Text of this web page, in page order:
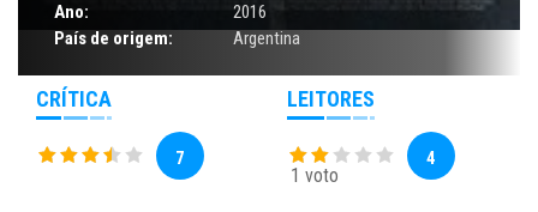
Ano:
2016
País de origem:
Argentina
CRÍTICA
7
LEITORES
1 voto
4